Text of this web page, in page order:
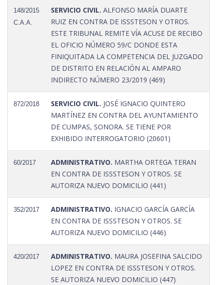
148/2015
C.A.A.
SERVICIO CIVIL. ALFONSO MARÍA DUARTE
RUIZ EN CONTRA DE ISSSTESON Y OTROS.
ESTE TRIBUNAL REMITE VÍA ACUSE DE RECIBO
EL OFICIO NÚMERO 59/C DONDE ESTA
FINIQUITADA LA COMPETENCIA DEL JUZGADO
DE DISTRITO EN RELACIÓN AL AMPARO
INDIRECTO NÚMERO 23/2019 (469)
872/2018 SERVICIO CIVIL. JOSÉ IGNACIO QUINTERO
MARTÍNEZ EN CONTRA DEL AYUNTAMIENTO
DE CUMPAS, SONORA. SE TIENE POR
EXHIBIDO INTERROGATORIO (20601)
60/2017 ADMINISTRATIVO. MARTHA ORTEGA TERAN
EN CONTRA DE ISSSTESON Y OTROS. SE
AUTORIZA NUEVO DOMICILIO (441)
352/2017 ADMINISTRATIVO. IGNACIO GARCÍA GARCÍA
EN CONTRA DE ISSSTESON Y OTROS. SE
AUTORIZA NUEVO DOMICILIO (446)
420/2017 ADMINISTRATIVO. MAURA JOSEFINA SALCIDO
LOPEZ EN CONTRA DE ISSSTESON Y OTROS.
SE AUTORIZA NUEVO DOMICILIO (447)